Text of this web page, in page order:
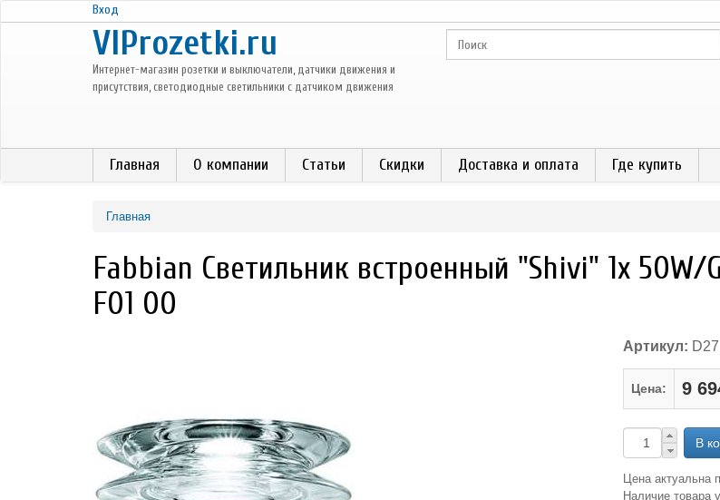
Перейти к основному содержанию
Вход
VIProzetki.ru
Интернет-магазин розетки и выключатели, датчики движения и
присутствия, светодиодные светильники с датчиком движения
Главная О компании Статьи Скидки Доставка и оплата Где купить
Главная
Fabbian Светильник встроенный "Shivi" 1х 50W/
F01 00
Артикул:
Цена: 9
Цена актуальна
Наличие товара